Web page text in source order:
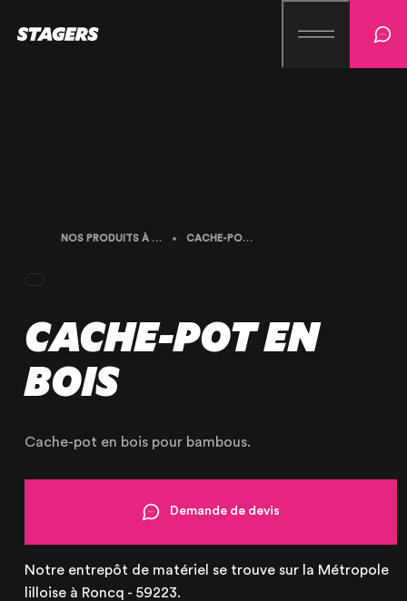
OUR EXPERTISE
OUR ACCOMPANIMENT
OUR REALISATIONS
RENTAL PRODUCTS
PRODUCTS FOR SALE
NOS PRODUITS À LA LOCATION CACHE-POT EN BOIS
CACHE-POT EN
BOIS
Cache-pot en bois pour bambous.
Demande de devis
Notre entrepôt de matériel se trouve sur la Métropole
lilloise à Roncq - 59223.